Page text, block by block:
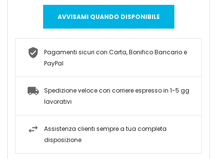
AVVISAMI QUANDO DISPONIBILE
Pagamenti sicuri con Carta, Bonifico Bancario e
PayPal
Spedizione veloce con corriere espresso in 1-5 gg
lavorativi
Assistenza clienti sempre a tua completa
disposizione